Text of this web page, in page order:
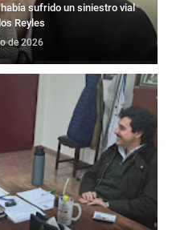
sufrido un siniestro vial
Reyles
de 2026